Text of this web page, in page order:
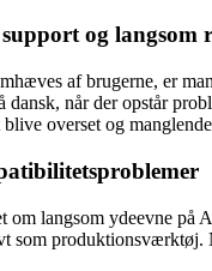
og langsom
af brugerne, er
når der opstår
overset og
om langsom ydeevne
som produktionsværktøj.